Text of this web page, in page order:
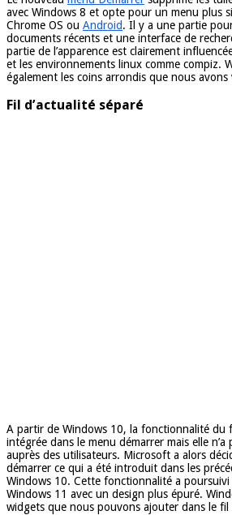
avec Windows 8 et opte pour un menu plus
Chrome OS ou Android. Il y a une partie
documents récents et une interface de
partie de l’apparence est clairement
et les environnements linux comme compiz.
également les coins arrondis que nous
Fil d’actualité séparé
A partir de Windows 10, la fonctionnalité du
intégrée dans le menu démarrer mais elle n’a
auprès des utilisateurs. Microsoft a alors
démarrer ce qui a été introduit dans les
Windows 10. Cette fonctionnalité a poursuivi
Windows 11 avec un design plus épuré.
widgets que nous pouvons ajouter dans le fil